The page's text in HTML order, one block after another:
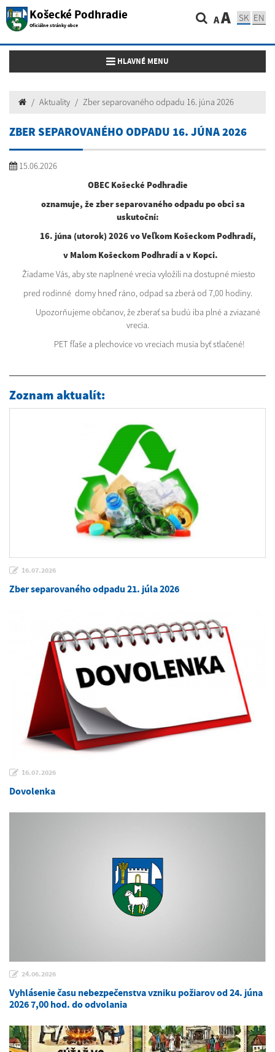
Košecké Podhradie
Oficiálne stránky obce AA SK EN
Toggle navigation
HLAVNÉ MENU
Aktuality Zber separovaného odpadu 16. júna 2026
ZBER SEPAROVANÉHO ODPADU 16. JÚNA 2026
15.06.2026
OBEC Košecké Podhradie
oznamuje, že zber separovaného odpadu po obci sa
uskutoční:
16. júna (utorok) 2026 vo Veľkom Košeckom Podhradí,
v Malom Košeckom Podhradí a v Kopci.
Žiadame Vás, aby ste naplnené vrecia vyložili na dostupné miesto
pred rodinné domy hneď ráno, odpad sa zberá od 7,00 hodiny.
Upozorňujeme občanov, že zberať sa budú iba plné a zviazané
vrecia.
PET fľaše a plechovice vo vreciach musia byť stlačené!
Zoznam aktualít:
16.07.2026
Zber separovaného odpadu 21. júla 2026
16.07.2026
Dovolenka
24.06.2026
Vyhlásenie času nebezpečenstva vzniku požiarov od 24. júna
2026 7,00 hod. do odvolania